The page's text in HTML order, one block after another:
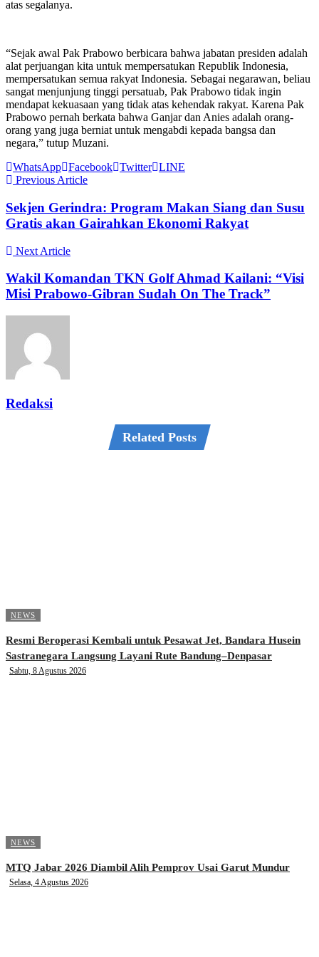
atas segalanya.
“Sejak awal Pak Prabowo berbicara bahwa jabatan presiden adalah
alat perjuangan kita untuk mempersatukan Republik Indonesia,
mempersatukan semua rakyat Indonesia. Sebagai negarawan, beliau
sangat menjunjung tinggi persatuab, Pak Prabowo tidak ingin
mendapat kekuasaan yang tidak atas kehendak rakyat. Karena Pak
Prabowo pernah berkata bahwa Ganjar dan Anies adalah orang-
orang yang juga berniat untuk mengabdi kepada bangsa dan
negara,” tutup Muzani.
WhatsApp Facebook Twitter LINE
Previous Article
Sekjen Gerindra: Program Makan Siang dan Susu
Gratis akan Gairahkan Ekonomi Rakyat
Next Article
Wakil Komandan TKN Golf Ahmad Kailani: “Visi
Misi Prabowo-Gibran Sudah On The Track”
Redaksi
Related Posts
NEWS
Resmi Beroperasi Kembali untuk Pesawat Jet, Bandara Husein
Sastranegara Langsung Layani Rute Bandung–Denpasar
Sabtu, 8 Agustus 2026
NEWS
MTQ Jabar 2026 Diambil Alih Pemprov Usai Garut Mundur
Selasa, 4 Agustus 2026